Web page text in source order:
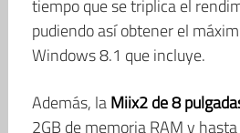
tiempo que se triplica el
pudiendo así obtener el
Windows 8.1 que incluye.
Además, laMiix2 de 8
2GB de memoria RAM y